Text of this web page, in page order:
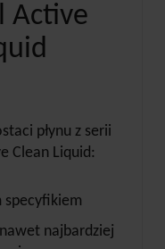
Active
płynu z serii
Clean Liquid:
specyfikiem
najbardziej